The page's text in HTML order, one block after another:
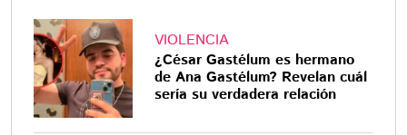
VIOLENCIA
¿César Gastélum es hermano
de Ana Gastélum? Revelan cuál
sería su verdadera relación